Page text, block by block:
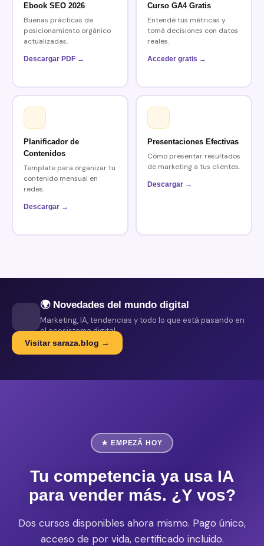
Ebook SEO 2026
Buenas prácticas de
posicionamiento orgánico
actualizadas.
Descargar PDF →
Curso GA4 Gratis
Entendé tus métricas y
tomá decisiones con datos
reales.
Acceder gratis →
Planificador de
Contenidos
Template para organizar tu
contenido mensual en
redes.
Descargar →
Presentaciones Efectivas
Cómo presentar resultados
de marketing a tus clientes.
Descargar →
🌍 Novedades del mundo digital
Marketing, IA, tendencias y todo lo que está pasando en
el ecosistema digital.
Visitar saraza.blog →
★ EMPEZÁ HOY
Tu competencia ya usa IA
para vender más. ¿Y vos?
Dos cursos disponibles ahora mismo. Pago único,
acceso de por vida, certificado incluido.